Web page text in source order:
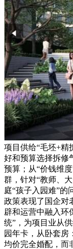
项目供给“毛坯+精
好和预算选择拆修
预算；从“价钱维
群，针对“教师、
庭“孩子入园难”的
政策表现了国企对
辟和运营中融入
统”，为项目业从
园年卡，从卧套房
均价完全婚配，而